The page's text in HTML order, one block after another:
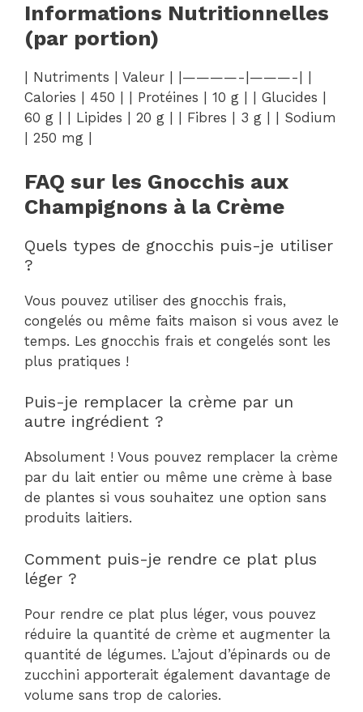
Informations Nutritionnelles
(par portion)
| Nutriments | Valeur | |————-|———-| |
Calories | 450 | | Protéines | 10 g | | Glucides |
60 g | | Lipides | 20 g | | Fibres | 3 g | | Sodium
| 250 mg |
FAQ sur les Gnocchis aux
Champignons à la Crème
Quels types de gnocchis puis-je utiliser
?
Vous pouvez utiliser des gnocchis frais,
congelés ou même faits maison si vous avez le
temps. Les gnocchis frais et congelés sont les
plus pratiques !
Puis-je remplacer la crème par un
autre ingrédient ?
Absolument ! Vous pouvez remplacer la crème
par du lait entier ou même une crème à base
de plantes si vous souhaitez une option sans
produits laitiers.
Comment puis-je rendre ce plat plus
léger ?
Pour rendre ce plat plus léger, vous pouvez
réduire la quantité de crème et augmenter la
quantité de légumes. L’ajout d’épinards ou de
zucchini apporterait également davantage de
volume sans trop de calories.